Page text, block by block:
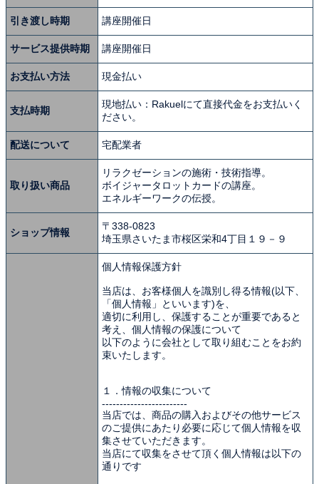
引き渡し時期 講座開催日
サービス提供時期 講座開催日
お支払い方法 現金払い
支払時期
現地払い：Rakuelにて直接代金をお支払いく
ださい。
配送について 宅配業者
取り扱い商品
リラクゼーションの施術・技術指導。
ボイジャータロットカードの講座。
エネルギーワークの伝授。
ショップ情報
〒338-0823
埼玉県さいたま市桜区栄和4丁目１９－９
個人情報保護方針
当店は、お客様個人を識別し得る情報(以下、
「個人情報」といいます)を、
適切に利用し、保護することが重要であると
考え、個人情報の保護について
以下のように会社として取り組むことをお約
束いたします。
１．情報の収集について
------------------------
当店では、商品の購入およびその他サービス
のご提供にあたり必要に応じて個人情報を収
集させていただきます。
当店にて収集をさせて頂く個人情報は以下の
通りです